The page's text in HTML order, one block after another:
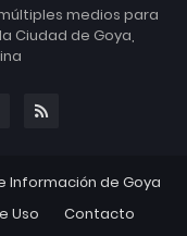
medios para
Ciudad de Goya,
Información de Goya
Uso Contacto